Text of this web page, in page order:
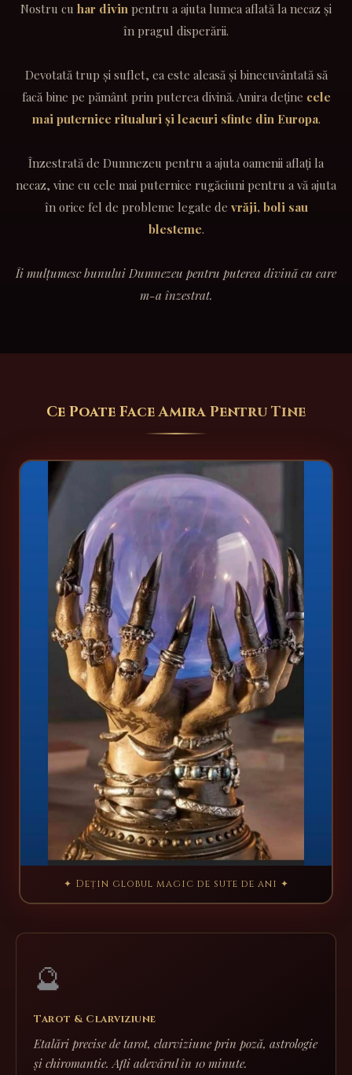
Nostru cu har divin pentru a ajuta lumea aflată la necaz și
în pragul disperării.
Devotată trup și suflet, ea este aleasă și binecuvântată să
facă bine pe pământ prin puterea divină. Amira deține cele
mai puternice ritualuri și leacuri sfinte din Europa.
Înzestrată de Dumnezeu pentru a ajuta oamenii aflați la
necaz, vine cu cele mai puternice rugăciuni pentru a vă ajuta
în orice fel de probleme legate de vrăji, boli sau
blesteme.
Îi mulțumesc bunului Dumnezeu pentru puterea divină cu care
m-a înzestrat.
Ce Poate Face Amira Pentru Tine
✦ Dețin globul magic de sute de ani ✦
🔮
Tarot & Clarviziune
Etalări precise de tarot, clarviziune prin poză, astrologie
și chiromantie. Afli adevărul în 10 minute.